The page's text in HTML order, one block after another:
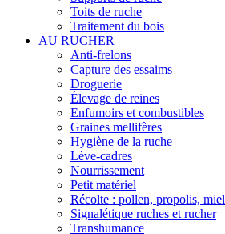
Toits de ruche
Traitement du bois
AU RUCHER
Anti-frelons
Capture des essaims
Droguerie
Élevage de reines
Enfumoirs et combustibles
Graines mellifères
Hygiène de la ruche
Lève-cadres
Nourrissement
Petit matériel
Récolte : pollen, propolis, miel
Signalétique ruches et rucher
Transhumance